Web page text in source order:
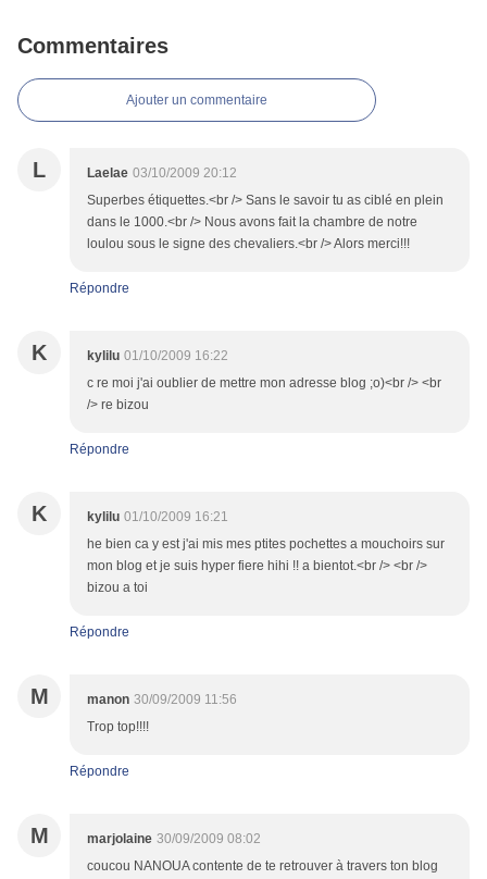
Commentaires
Ajouter un commentaire
L Laelae 03/10/2009 20:12
Superbes étiquettes.<br /> Sans le savoir tu as ciblé en plein
dans le 1000.<br /> Nous avons fait la chambre de notre
loulou sous le signe des chevaliers.<br /> Alors merci!!!
Répondre
K kylilu 01/10/2009 16:22
c re moi j'ai oublier de mettre mon adresse blog ;o)<br /> <br
/> re bizou
Répondre
K kylilu 01/10/2009 16:21
he bien ca y est j'ai mis mes ptites pochettes a mouchoirs sur
mon blog et je suis hyper fiere hihi !! a bientot.<br /> <br />
bizou a toi
Répondre
M manon 30/09/2009 11:56
Trop top!!!!
Répondre
M marjolaine 30/09/2009 08:02
coucou NANOUA contente de te retrouver à travers ton blog